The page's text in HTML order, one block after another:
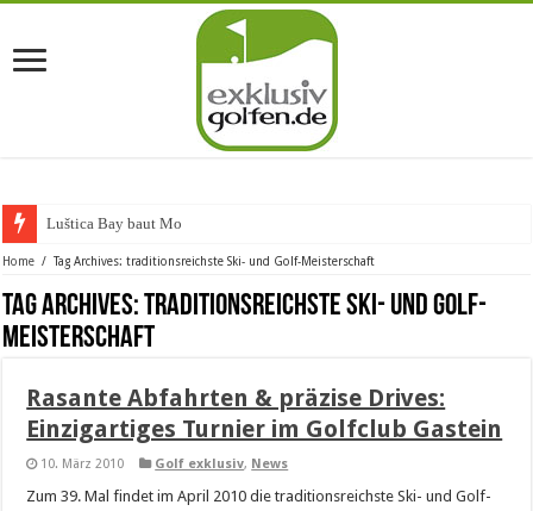
Luštica Bay baut Monten
Home / Tag Archives: traditionsreichste Ski- und Golf-Meisterschaft
Tag Archives:traditionsreichste Ski- und Golf-
Meisterschaft
Rasante Abfahrten & präzise Drives:
Einzigartiges Turnier im Golfclub Gastein
10. März 2010 Golf exklusiv, News
Zum 39. Mal findet im April 2010 die traditionsreichste Ski- und Golf-